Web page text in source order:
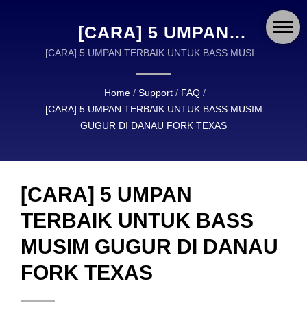
[CARA] 5 UMPAN
TERBAIK UNTUK BASS
MUSIM GUGUR DI DANAU
FORK TEXAS | OKUMA
FISHING: REEL, BATANG,
PRESISI UNTUK SETIAP
PETUALANGAN
[CARA] 5 UMPAN TERBAIK UNTUK BASS MUSIM
Home / Support / FAQ /
[CARA] 5 UMPAN TERBAIK UNTUK BASS MUSIM
GUGUR DI DANAU FORK TEXAS
[CARA] 5 UMPAN
TERBAIK UNTUK BASS
MUSIM GUGUR DI DANAU
FORK TEXAS